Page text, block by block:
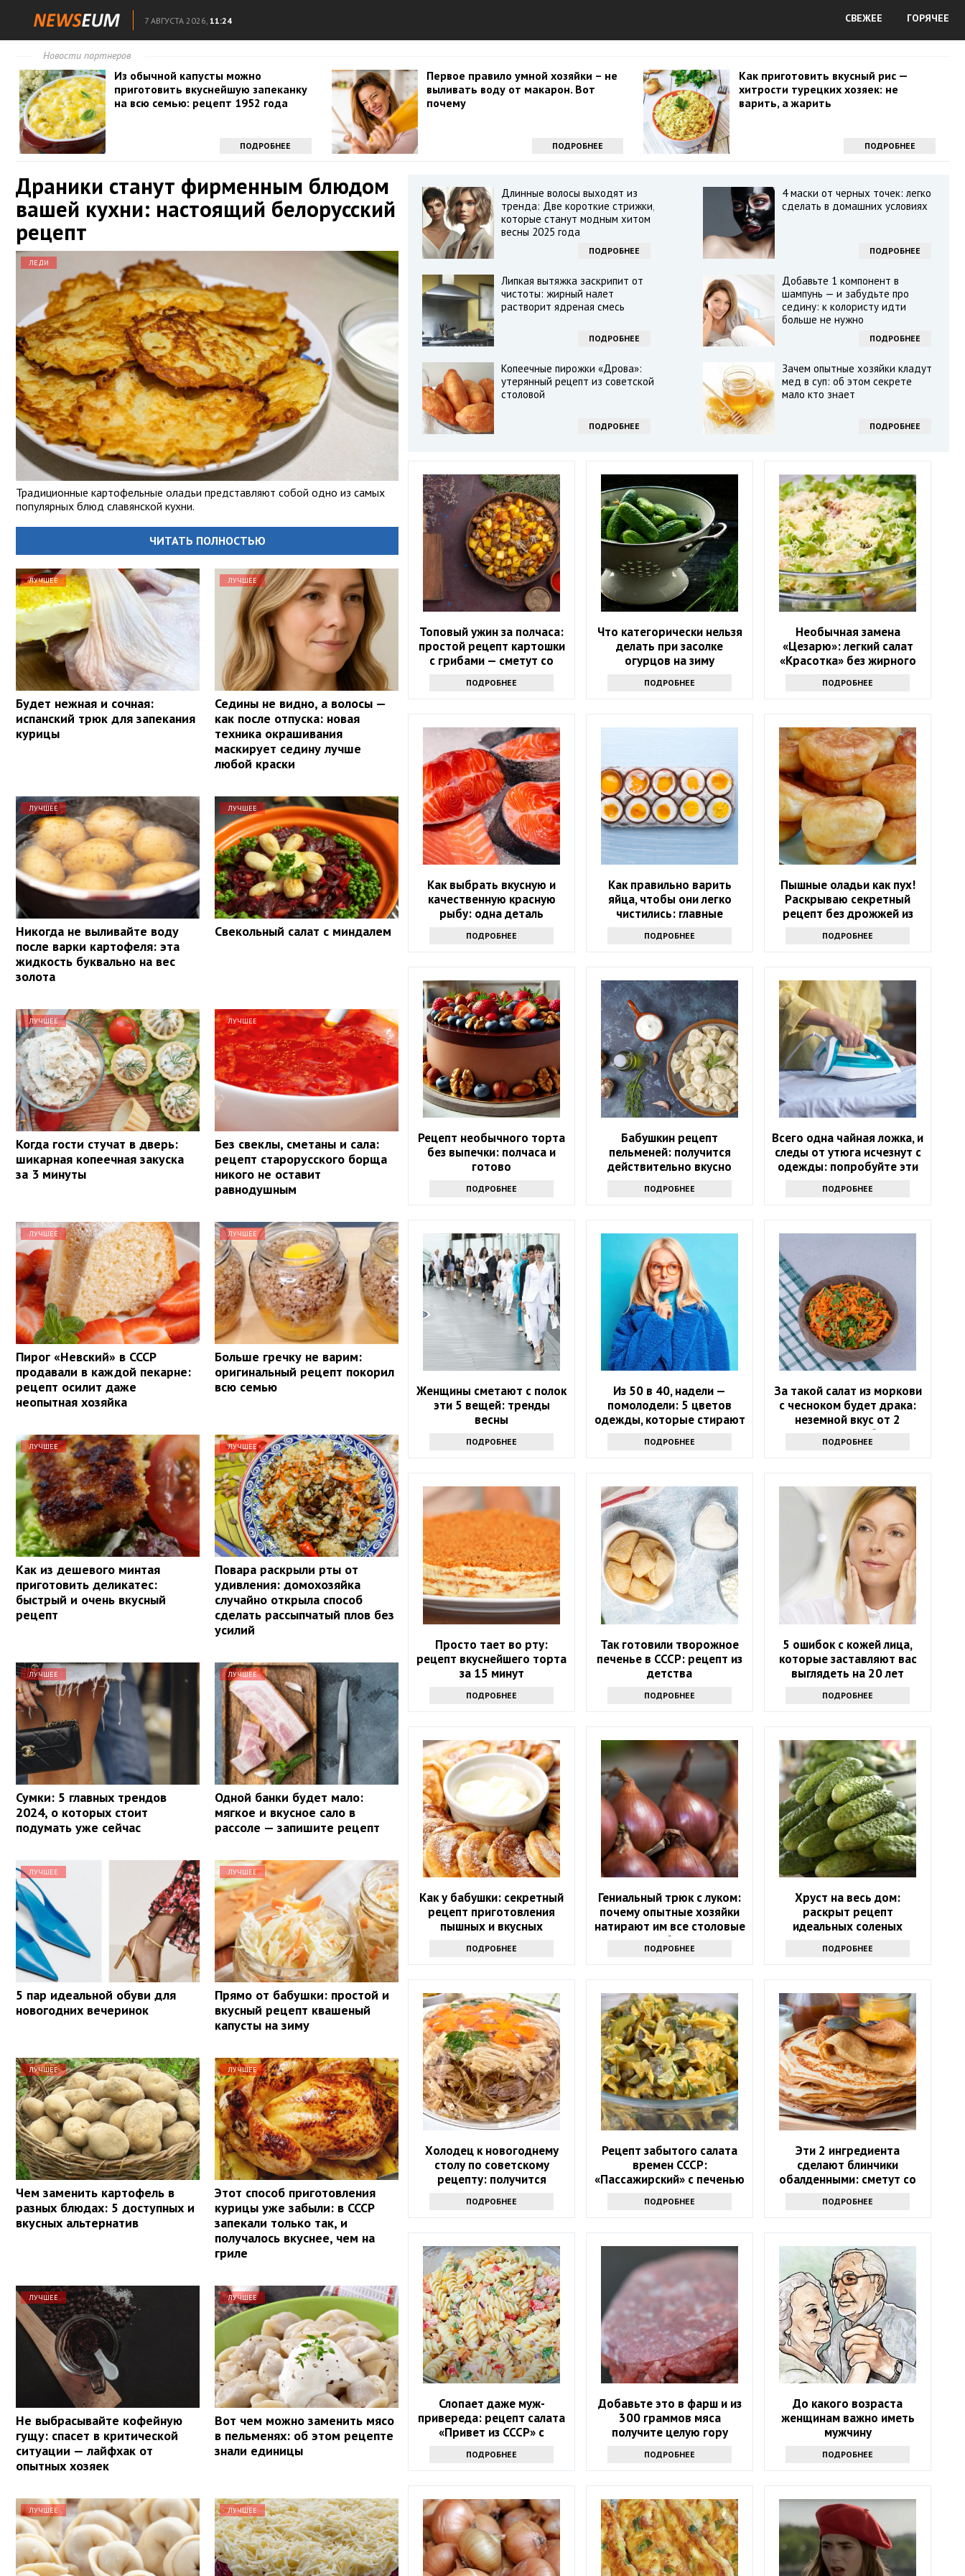
7 АВГУСТА 2026, 11:24 СВЕЖЕЕ ГОРЯЧЕЕ
Новости партнеров
Из обычной капусты можно
приготовить вкуснейшую запеканку
на всю семью: рецепт 1952 года
ПОДРОБНЕЕ
Первое правило умной хозяйки – не
выливать воду от макарон. Вот
почему
ПОДРОБНЕЕ
Как приготовить вкусный рис —
хитрости турецких хозяек: не
варить, а жарить
ПОДРОБНЕЕ
Драники станут фирменным блюдом
вашей кухни: настоящий белорусский
рецепт
ЛЕДИ
Традиционные картофельные оладьи представляют собой одно из самых
популярных блюд славянской кухни.
ЧИТАТЬ ПОЛНОСТЬЮ
ЛУЧШЕЕ
Будет нежная и сочная:
испанский трюк для запекания
курицы
ЛУЧШЕЕ
Седины не видно, а волосы —
как после отпуска: новая
техника окрашивания
маскирует седину лучше
любой краски
ЛУЧШЕЕ
Никогда не выливайте воду
после варки картофеля: эта
жидкость буквально на вес
золота
ЛУЧШЕЕ
Свекольный салат с миндалем
ЛУЧШЕЕ
Когда гости стучат в дверь:
шикарная копеечная закуска
за 3 минуты
ЛУЧШЕЕ
Без свеклы, сметаны и сала:
рецепт старорусского борща
никого не оставит
равнодушным
ЛУЧШЕЕ
Пирог «Невский» в СССР
продавали в каждой пекарне:
рецепт осилит даже
неопытная хозяйка
ЛУЧШЕЕ
Больше гречку не варим:
оригинальный рецепт покорил
всю семью
ЛУЧШЕЕ
Как из дешевого минтая
приготовить деликатес:
быстрый и очень вкусный
рецепт
ЛУЧШЕЕ
Повара раскрыли рты от
удивления: домохозяйка
случайно открыла способ
сделать рассыпчатый плов без
усилий
ЛУЧШЕЕ
Сумки: 5 главных трендов
2024, о которых стоит
подумать уже сейчас
ЛУЧШЕЕ
Одной банки будет мало:
мягкое и вкусное сало в
рассоле — запишите рецепт
ЛУЧШЕЕ
5 пар идеальной обуви для
новогодних вечеринок
ЛУЧШЕЕ
Прямо от бабушки: простой и
вкусный рецепт квашеный
капусты на зиму
ЛУЧШЕЕ
Чем заменить картофель в
разных блюдах: 5 доступных и
вкусных альтернатив
ЛУЧШЕЕ
Этот способ приготовления
курицы уже забыли: в СССР
запекали только так, и
получалось вкуснее, чем на
гриле
ЛУЧШЕЕ
Не выбрасывайте кофейную
гущу: спасет в критической
ситуации — лайфхак от
опытных хозяек
ЛУЧШЕЕ
Вот чем можно заменить мясо
в пельменях: об этом рецепте
знали единицы
ЛУЧШЕЕ ЛУЧШЕЕ
Длинные волосы выходят из
тренда: Две короткие стрижки,
которые станут модным хитом
весны 2025 года
ПОДРОБНЕЕ
4 маски от черных точек: легко
сделать в домашних условиях
ПОДРОБНЕЕ
Липкая вытяжка заскрипит от
чистоты: жирный налет
растворит ядреная смесь
ПОДРОБНЕЕ
Добавьте 1 компонент в
шампунь — и забудьте про
седину: к колористу идти
больше не нужно
ПОДРОБНЕЕ
Копеечные пирожки «Дрова»:
утерянный рецепт из советской
столовой
ПОДРОБНЕЕ
Зачем опытные хозяйки кладут
мед в суп: об этом секрете
мало кто знает
ПОДРОБНЕЕ
Топовый ужин за полчаса:
простой рецепт картошки
с грибами — сметут со
ПОДРОБНЕЕ
Что категорически нельзя
делать при засолке
огурцов на зиму
ПОДРОБНЕЕ
Необычная замена
«Цезарю»: легкий салат
«Красотка» без жирного
майонеза и сухарей
ПОДРОБНЕЕ
Как выбрать вкусную и
качественную красную
рыбу: одна деталь
ПОДРОБНЕЕ
Как правильно варить
яйца, чтобы они легко
чистились: главные
лайфхаки
ПОДРОБНЕЕ
Пышные оладьи как пух!
Раскрываю секретный
рецепт без дрожжей из
маминой тетради
ПОДРОБНЕЕ
Рецепт необычного торта
без выпечки: полчаса и
готово
ПОДРОБНЕЕ
Бабушкин рецепт
пельменей: получится
действительно вкусно
ПОДРОБНЕЕ
Всего одна чайная ложка, и
следы от утюга исчезнут с
одежды: попробуйте эти
ПОДРОБНЕЕ
Женщины сметают с полок
эти 5 вещей: тренды
весны
ПОДРОБНЕЕ
Из 50 в 40, надели —
помолодели: 5 цветов
одежды, которые стирают
ПОДРОБНЕЕ
За такой салат из моркови
с чесноком будет драка:
неземной вкус от 2
секретных добавок
ПОДРОБНЕЕ
Просто тает во рту:
рецепт вкуснейшего торта
за 15 минут
ПОДРОБНЕЕ
Так готовили творожное
печенье в СССР: рецепт из
детства
ПОДРОБНЕЕ
5 ошибок с кожей лица,
которые заставляют вас
выглядеть на 20 лет
ПОДРОБНЕЕ
Как у бабушки: секретный
рецепт приготовления
пышных и вкусных
ПОДРОБНЕЕ
Гениальный трюк с луком:
почему опытные хозяйки
натирают им все столовые
приборы
ПОДРОБНЕЕ
Хруст на весь дом:
раскрыт рецепт
идеальных соленых
ПОДРОБНЕЕ
Холодец к новогоднему
столу по советскому
рецепту: получится
младенца
ПОДРОБНЕЕ
Рецепт забытого салата
времен СССР:
«Пассажирский» с печенью
ПОДРОБНЕЕ
Эти 2 ингредиента
сделают блинчики
обалденными: сметут со
забытый рецепт
ПОДРОБНЕЕ
Слопает даже муж-
привереда: рецепт салата
«Привет из СССР» с
колбасой
ПОДРОБНЕЕ
Добавьте это в фарш и из
300 граммов мяса
получите целую гору
ПОДРОБНЕЕ
До какого возраста
женщинам важно иметь
мужчину
ПОДРОБНЕЕ